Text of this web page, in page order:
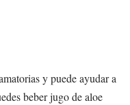
y puede ayudar a
beber jugo de aloe